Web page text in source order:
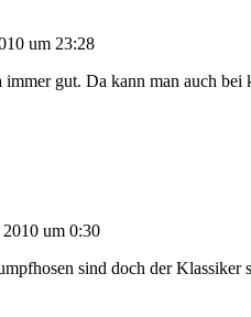
um 23:28
gut. Da kann man auch
2010 um 0:30
sind doch der